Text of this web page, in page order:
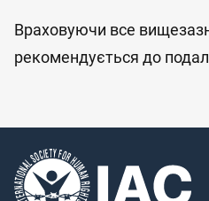
Враховуючи все
рекомендується до